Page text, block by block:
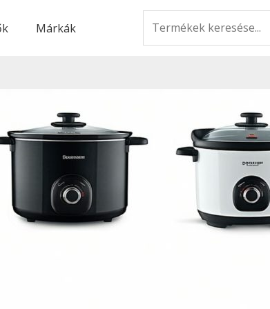
Márkák
for: